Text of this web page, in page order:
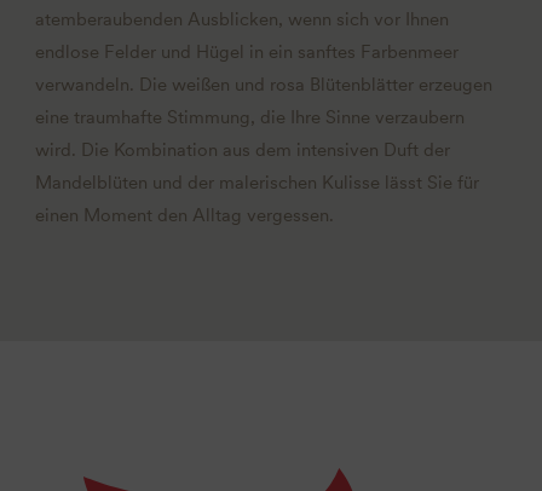
atemberaubenden Ausblicken, wenn sich vor Ihnen
endlose Felder und Hügel in ein sanftes Farbenmeer
verwandeln. Die weißen und rosa Blütenblätter erzeugen
eine traumhafte Stimmung, die Ihre Sinne verzaubern
wird. Die Kombination aus dem intensiven Duft der
Mandelblüten und der malerischen Kulisse lässt Sie für
einen Moment den Alltag vergessen.